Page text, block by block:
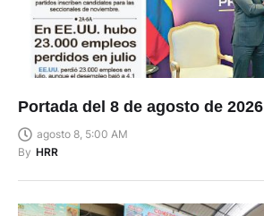
Portada del 8 de agosto de 2026
agosto 8, 5:00 AM
By HRR